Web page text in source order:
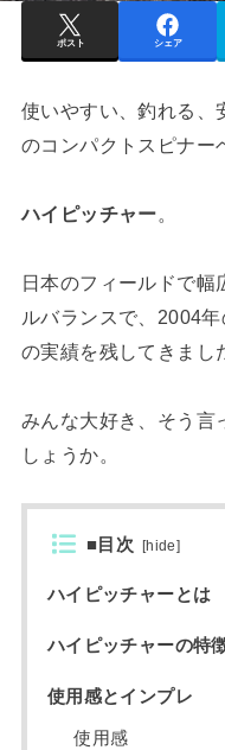
ポスト シェア
使いやすい、釣れる、
のコンパクトスピナー
ハイピッチャー。
日本のフィールドで幅
ルバランスで、2004
の実績を残してきまし
みんな大好き、そう言
しょうか。
■目次 [hide]
ハイピッチャーとは
ハイピッチャーの特
使用感とインプレ
使用感